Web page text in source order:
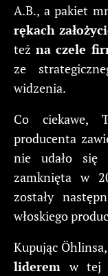
A.B., a pakiet
rękach
też na czele
ze
widzenia.
Co ciekawe,
producenta
nie udało się
zamknięta w
zostały
włoskiego
Kupując
liderem w tej